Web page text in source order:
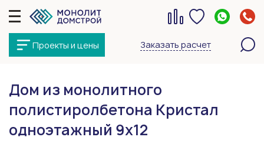
Проекты и цены Заказать расчет
Дом из монолитного
полистиролбетона Кристал
одноэтажный 9x12